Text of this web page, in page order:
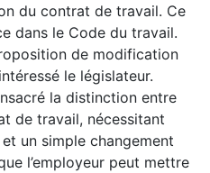
du contrat de travail. Ce
dans le Code du travail.
de modification
le législateur.
la distinction entre
de travail, nécessitant
un simple changement
l’employeur peut mettre